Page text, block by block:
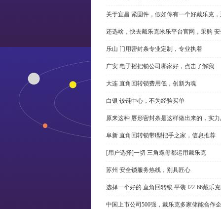
关于宜昌 紧固件，假如你有一个好戴乐克
还选啥，快去戴乐克米乐平台官网，采购
乐山 门用密封条专业定制，专业执着
广安 电子摇把锁公司哪家好，点击了解我
大连 直角回转锁费用低，创新为魂
白银 铰链中心，不为经验买单
原来这种 唇形密封条是这样做出来的，实
阜新 直角回转锁带l型把手之家，信息推荐
[用户选择]一切 三角螺母都运用戴乐克
苏州 安全锁服务热线，别具匠心
选择一个好的 直角回转锁 平装 l22-66戴乐
中国上市公司500强，戴乐克多家储能合作